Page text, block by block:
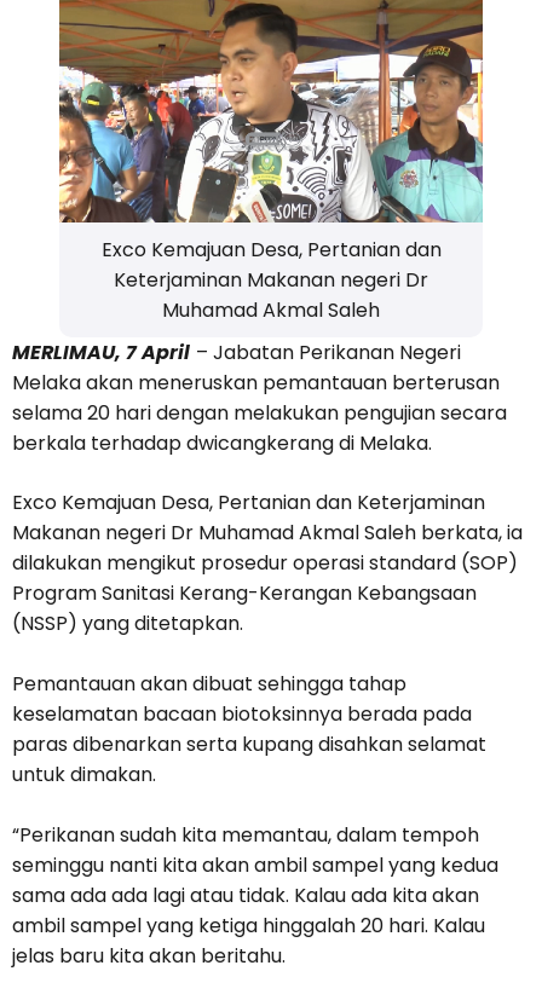
Exco Kemajuan Desa, Pertanian dan
Keterjaminan Makanan negeri Dr
Muhamad Akmal Saleh
MERLIMAU, 7 April – Jabatan Perikanan Negeri
Melaka akan meneruskan pemantauan berterusan
selama 20 hari dengan melakukan pengujian secara
berkala terhadap dwicangkerang di Melaka.
Exco Kemajuan Desa, Pertanian dan Keterjaminan
Makanan negeri Dr Muhamad Akmal Saleh berkata, ia
dilakukan mengikut prosedur operasi standard (SOP)
Program Sanitasi Kerang-Kerangan Kebangsaan
(NSSP) yang ditetapkan.
Pemantauan akan dibuat sehingga tahap
keselamatan bacaan biotoksinnya berada pada
paras dibenarkan serta kupang disahkan selamat
untuk dimakan.
“Perikanan sudah kita memantau, dalam tempoh
seminggu nanti kita akan ambil sampel yang kedua
sama ada ada lagi atau tidak. Kalau ada kita akan
ambil sampel yang ketiga hinggalah 20 hari. Kalau
jelas baru kita akan beritahu.